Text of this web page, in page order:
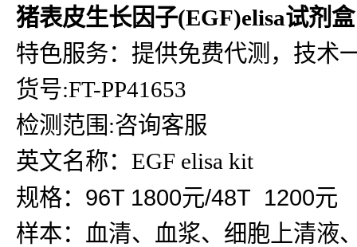
猪表皮生长因子(EGF)elisa试剂盒
特色服务：提供免费代测，技术
货号:FT-PP41653
检测范围:咨询客服
英文名称：EGF elisa kit
规格：96T 1800元/48T 1200元
样本：血清、血浆、细胞上清液